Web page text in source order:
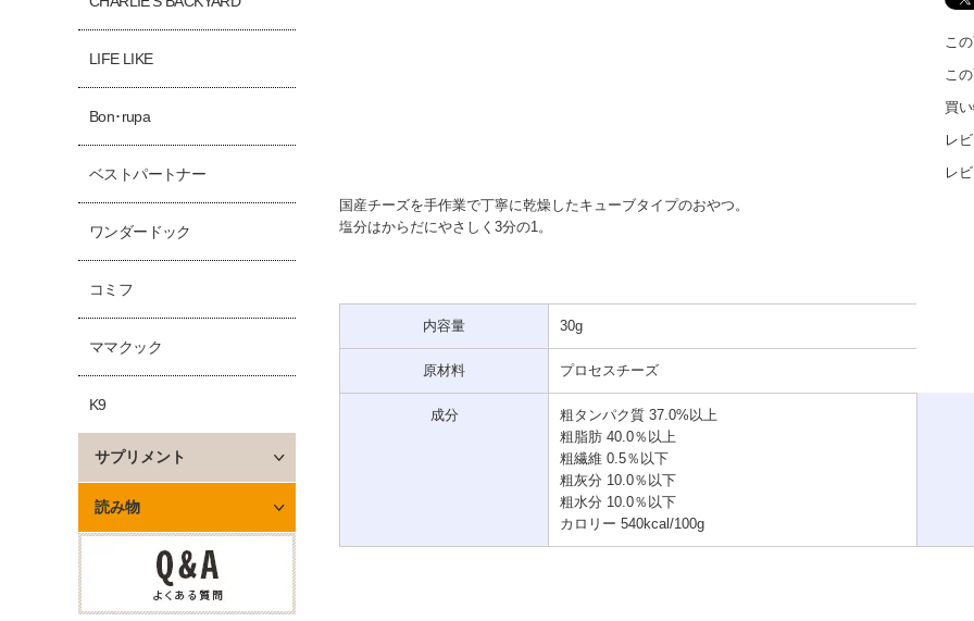
こ
こ
買
レ
レ
国産チーズを手作業で丁寧に乾燥したキューブタイプのおやつ。
塩分はからだにやさしく3分の1。
内容量 30g
原材料 プロセスチーズ
成分
粗タンパク質 37.0%以上
粗脂肪 40.0％以上
粗繊維 0.5％以下
粗灰分 10.0％以下
粗水分 10.0％以下
カロリー 540kcal/100g
LIFE LIKE
Bon･rupa
ベストパートナー
ワンダードック
コミフ
ママクック
K9
サプリメント
読み物